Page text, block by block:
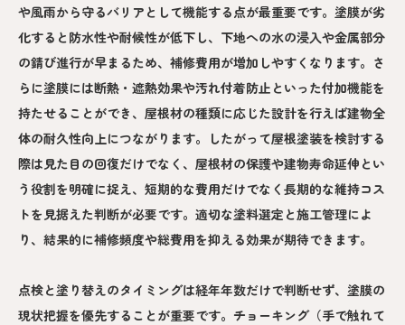
や風雨から守るバリアとして機能する点が最重要です。塗膜が劣
化すると防水性や耐候性が低下し、下地への水の浸入や金属部分
の錆び進行が早まるため、補修費用が増加しやすくなります。さ
らに塗膜には断熱・遮熱効果や汚れ付着防止といった付加機能を
持たせることができ、屋根材の種類に応じた設計を行えば建物全
体の耐久性向上につながります。したがって屋根塗装を検討する
際は見た目の回復だけでなく、屋根材の保護や建物寿命延伸とい
う役割を明確に捉え、短期的な費用だけでなく長期的な維持コス
トを見据えた判断が必要です。適切な塗料選定と施工管理によ
り、結果的に補修頻度や総費用を抑える効果が期待できます。
点検と塗り替えのタイミングは経年年数だけで判断せず、塗膜の
現状把握を優先することが重要です。チョーキング（手で触れて